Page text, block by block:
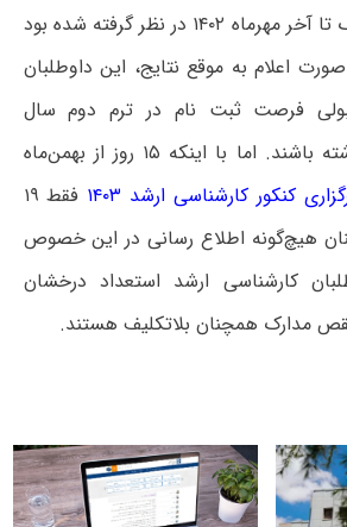
بازه زمانی نقص مدارک تا آخر مهرماه ۱۴۰۲ در نظر گرفته شده بود
اعلام به موقع نتایج، این داوطلبان
فرصت ثبت نام در ترم دوم سال
تحصیلی جاری را داشته باشند. اما با اینکه ۱۵ روز از بهمن‌ماه
کنکور کارشناسی ارشد ۱۴۰۳
فقط ۱۹
هیچ‌گونه اطلاع رسانی در این خصوص
کارشناسی ارشد استعداد درخشان